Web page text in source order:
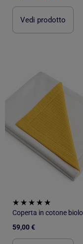
Vedi prodotto
59,00 €